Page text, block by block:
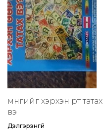
мөнгийг хэрхэн өөртөө татах
вэ
Дэлгэрэнгүй